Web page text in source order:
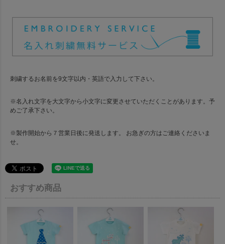
刺繍するお名前を9文字以内・英語で入力して下さい。
※名入れ文字を大文字から小文字に変更させていただくことがあります。予
めご了承下さい。
※製作開始から７営業日後に発送します。 お急ぎの方はご連絡くださいま
せ。
おすすめ商品